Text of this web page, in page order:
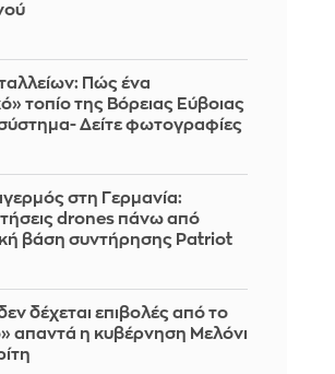
Πώς ένα
τοπίο της Βόρειας Εύβοιας
Δείτε φωτογραφίες
στη Γερμανία:
drones πάνω από
βάση συντήρησης Patriot
δέχεται επιβολές από το
απαντά η κυβέρνηση Μελόνι